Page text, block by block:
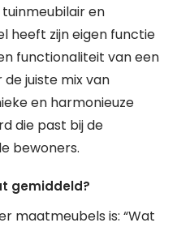
en
heeft zijn eigen functie
functionaliteit van een
juiste mix van
en harmonieuze
die past bij de
bewoners.
gemiddeld?
maatmeubels is: “Wat